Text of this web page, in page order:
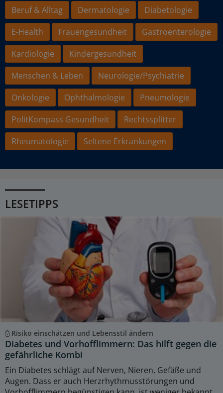
Beruf & Alltag Dermatologie
Diabetologie
E-Health
Frauengesundheit
Gastroenterologie
Kardiologie
Kindergesundheit
Menschen & Leben
Neurologie/Psychiatrie
Onkologie
Ophthalmologie
Pneumologie
PolitKompass Gesundheit
Rechtssplitter
Rheumatologie
Seltene Erkrankungen
LESETIPPS
Risiko einschätzen und Lebensstil ändern
Diabetes und Vorhofflimmern: Das hilft gegen die
gefährliche Kombi
Ein Diabetes schlägt auf Nerven, Nieren, Gefäße und
Augen. Dass er auch Herzrhythmusstörungen und